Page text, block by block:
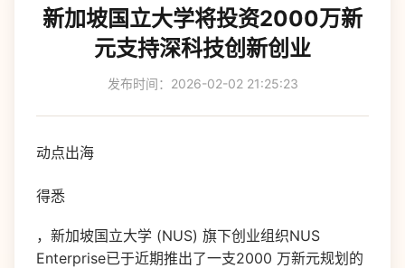
新加坡国立大学将投资2000万新
元支持深科技创新创业
发布时间：2026-02-02 21:25:23
动点出海
得悉
，新加坡国立大学 (NUS) 旗下创业组织NUS
Enterprise已于近期推出了一支2000 万新元规划的